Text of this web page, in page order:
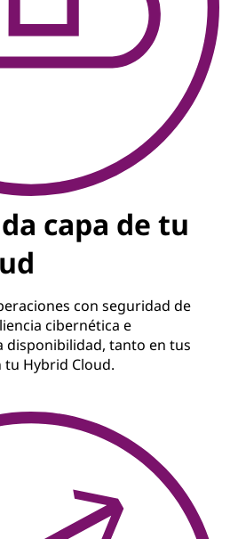
capa de tu
con seguridad de
cibernética e
tanto en tus
tu Hybrid Cloud.